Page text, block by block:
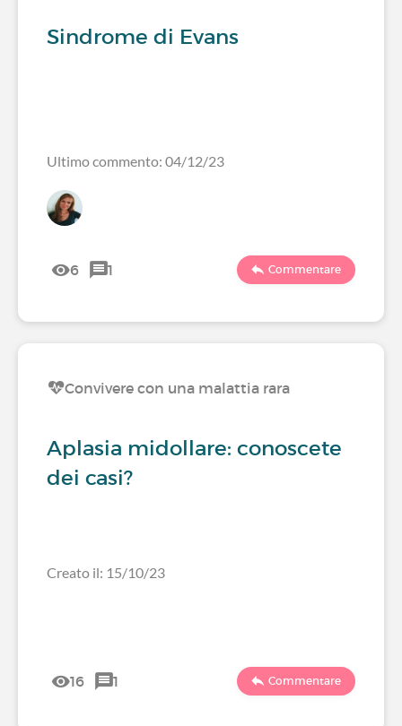
Sindrome di Evans
Ultimo commento: 04/12/23
6 1 Commentare
Convivere con una malattia rara
Aplasia midollare: conoscete
dei casi?
Creato il: 15/10/23
16 1 Commentare